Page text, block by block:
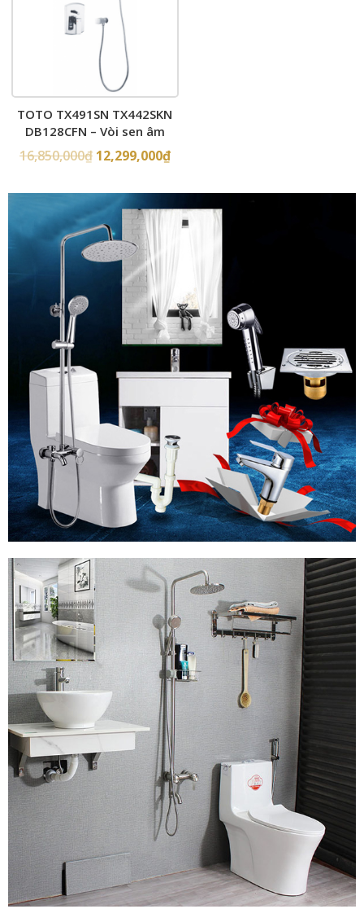
TOTO TX491SN TX442SKN
DB128CFN – Vòi sen âm
tường
16,850,000₫ 12,299,000₫